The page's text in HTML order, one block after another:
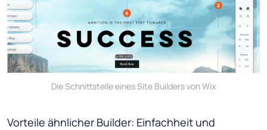
Die Schnittstelle eines Site Builders von Wix
Vorteile ähnlicher Builder: Einfachheit und